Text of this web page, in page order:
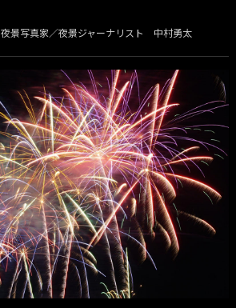
夜景写真家／夜景ジャーナリスト 中村勇太